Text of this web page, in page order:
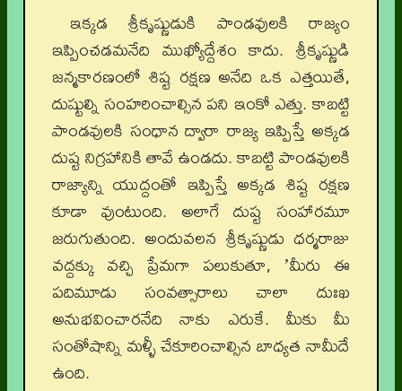
ఇక్కడ శ్రీకృష్ణుడుకి పాండవులకి రాజ్యం
ఇప్పించడమనేది ముఖ్యోద్దేశం కాదు. శ్రీకృష్ణుడి
జన్మకారణంలో శిష్ట రక్షణ అనేది ఒక ఎత్తయితే,
దుష్టుల్ని సంహరించాల్సిన పని ఇంకో ఎత్తు. కాబట్టి
పాండవులకి సంధాన ద్వారా రాజ్య ఇప్పిస్తే అక్కడ
దుష్ట నిగ్రహానికి తావే ఉండదు. కాబట్టి పాండవులకి
రాజ్యాన్ని యుద్దంతో ఇప్పిస్తే అక్కడ శిష్ట రక్షణ
కూడా వుంటుంది. అలాగే దుష్ట సంహారమూ
జరుగుతుంది. అందువలన శ్రీకృష్ణుడు ధర్మరాజు
వద్దక్కు వచ్చి ప్రేమగా పలుకుతూ, ʼమీరు ఈ
పదిమూడు సంవత్సారాలు చాలా దుఃఖ
అనుభవించారనేది నాకు ఎరుకే. మీకు మీ
సంతోషాన్ని మళ్ళీ చేకూరించాల్సిన బాధ్యత నామీదే
ఉంది.